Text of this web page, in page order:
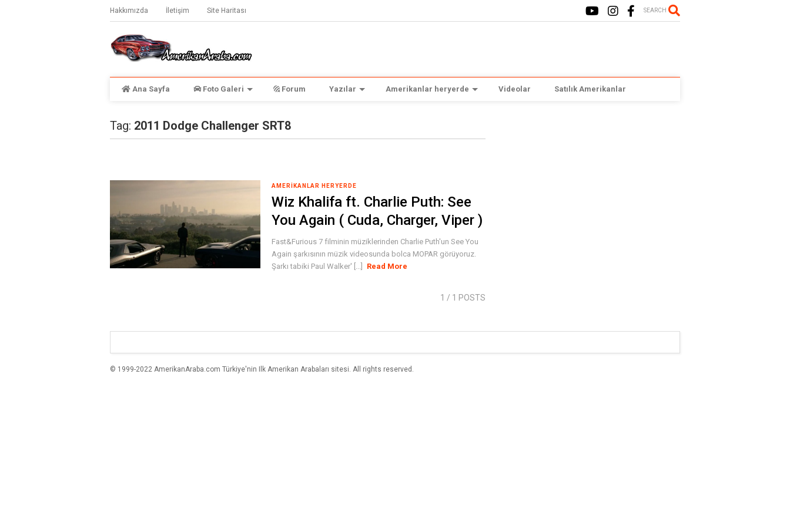
Hakkımızda İletişim Site Haritası SEARCH
Ana Sayfa Foto Galeri Forum Yazılar Amerikanlar heryerde Videolar Satılık Amerikanlar
Tag: 2011 Dodge Challenger SRT8
AMERIKANLAR HERYERDE
Wiz Khalifa ft. Charlie Puth: See
You Again ( Cuda, Charger, Viper )
Fast&Furious 7 filminin müziklerinden Charlie Puth'un See You
Again şarkısının müzik videosunda bolca MOPAR görüyoruz.
Şarkı tabiki Paul Walker' [...]
Read More
1 / 1 POSTS
© 1999-2022 AmerikanAraba.com Türkiye'nin Ilk Amerikan Arabaları sitesi. All rights reserved.